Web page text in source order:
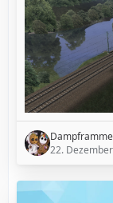
Dampframme
22.